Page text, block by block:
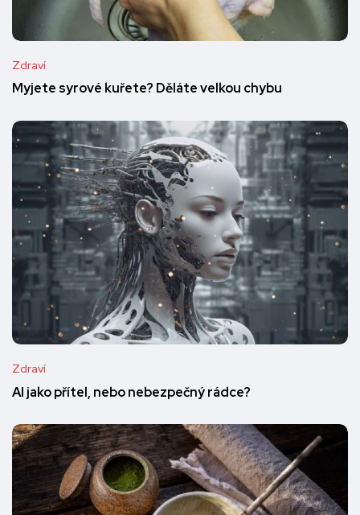
Zdraví
Myjete syrové kuřete? Děláte velkou chybu
Zdraví
AI jako přítel, nebo nebezpečný rádce?